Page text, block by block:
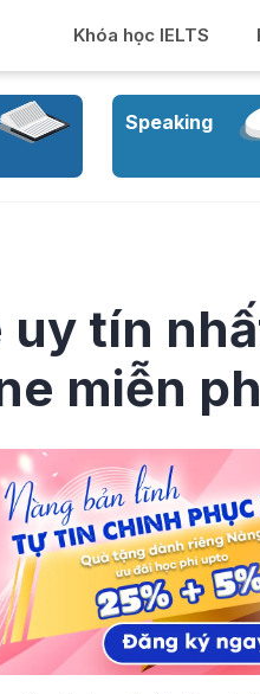
Khóa học IELTS
Speaking
uy tín
miễn